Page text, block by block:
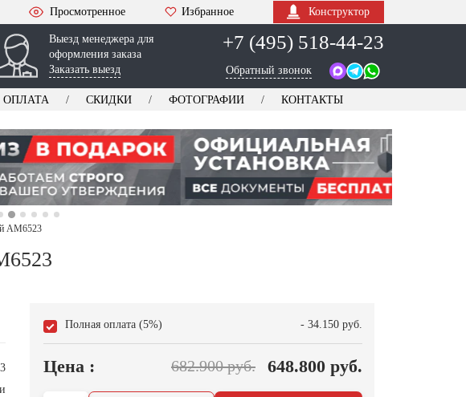
Просмотренное Избранное Конструктор
Выезд менеджера для
оформления заказа
Заказать выезд
+7 (495) 518-44-23
Обратный звонок
ОПЛАТА СКИДКИ ФОТОГРАФИИ КОНТАКТЫ
AM6523
Полная оплата (5%) - 34.150 руб.
Цена : 682.900 руб. 648.800 руб.